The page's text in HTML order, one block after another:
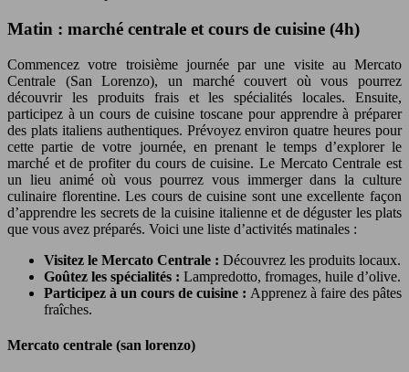
Matin : marché centrale et cours de cuisine (4h)
Commencez votre troisième journée par une visite au Mercato
Centrale (San Lorenzo), un marché couvert où vous pourrez
découvrir les produits frais et les spécialités locales. Ensuite,
participez à un cours de cuisine toscane pour apprendre à préparer
des plats italiens authentiques. Prévoyez environ quatre heures pour
cette partie de votre journée, en prenant le temps d’explorer le
marché et de profiter du cours de cuisine. Le Mercato Centrale est
un lieu animé où vous pourrez vous immerger dans la culture
culinaire florentine. Les cours de cuisine sont une excellente façon
d’apprendre les secrets de la cuisine italienne et de déguster les plats
que vous avez préparés. Voici une liste d’activités matinales :
Visitez le Mercato Centrale : Découvrez les produits locaux.
Goûtez les spécialités : Lampredotto, fromages, huile d’olive.
Participez à un cours de cuisine : Apprenez à faire des pâtes
fraîches.
Mercato centrale (san lorenzo)